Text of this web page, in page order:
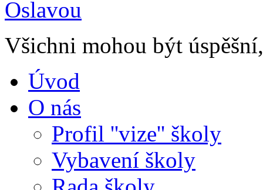
Všichni mohou být
Úvod
O nás
Profil ''vize'' školy
Vybavení školy